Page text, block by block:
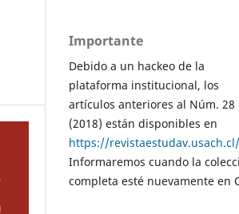
Importante
Debido a un hackeo de la
plataforma institucional, los
artículos anteriores al Núm. 28
(2018) están disponibles en
https://revistaestudav.usach.cl/
Informaremos cuando la
completa esté nuevamente en